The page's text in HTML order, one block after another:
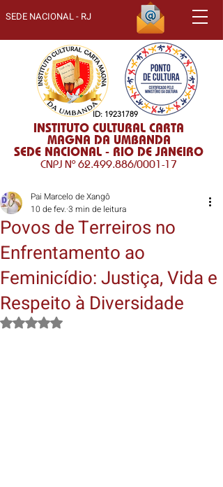
SEDE NACIONAL - RJ
INSTITUTO CULTURAL CARTA
MAGNA DA UMBANDA
SEDE NACIONAL - RIO DE JANEIRO
CNPJ Nº62.499.886/0001-17
ID: 19231789
Povos de Terreiros no
Enfrentamento ao
Feminicídio: Justiça, Vida e
Respeito à Diversidade
Pai Marcelo de Xangô
10 de fev. 3 min de leitura
Avaliado com NaN de 5 estrelas.